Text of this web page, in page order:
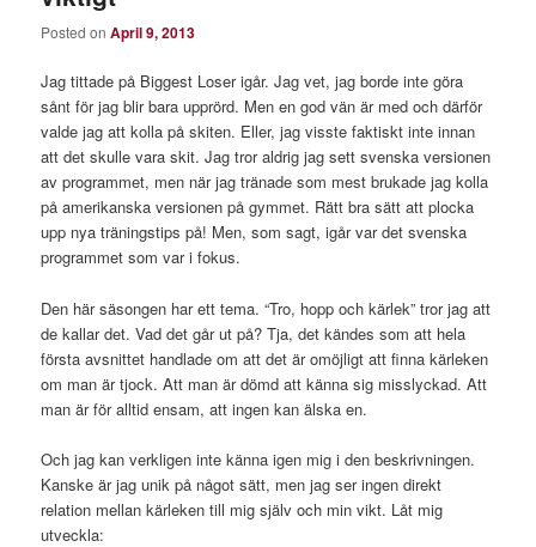
Posted onApril 9, 2013
Jag tittade på Biggest Loser igår. Jag vet, jag borde inte göra
sånt för jag blir bara upprörd. Men en god vän är med och därför
valde jag att kolla på skiten. Eller, jag visste faktiskt inte innan
att det skulle vara skit. Jag tror aldrig jag sett svenska versionen
av programmet, men när jag tränade som mest brukade jag kolla
på amerikanska versionen på gymmet. Rätt bra sätt att plocka
upp nya träningstips på! Men, som sagt, igår var det svenska
programmet som var i fokus.
Den här säsongen har ett tema. “Tro, hopp och kärlek” tror jag att
de kallar det. Vad det går ut på? Tja, det kändes som att hela
första avsnittet handlade om att det är omöjligt att finna kärleken
om man är tjock. Att man är dömd att känna sig misslyckad. Att
man är för alltid ensam, att ingen kan älska en.
Och jag kan verkligen inte känna igen mig i den beskrivningen.
Kanske är jag unik på något sätt, men jag ser ingen direkt
relation mellan kärleken till mig själv och min vikt. Låt mig
utveckla: